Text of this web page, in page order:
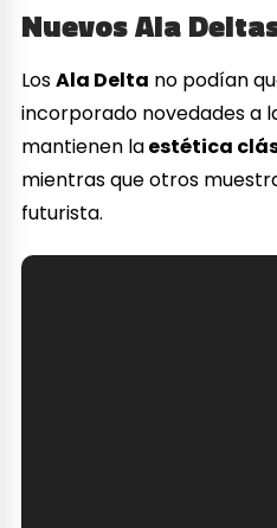
Nuevos Ala
LosAla Delta no podían
incorporado novedades a
mantienen laestética
mientras que otros
futurista.